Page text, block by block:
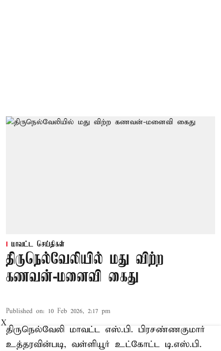
மாவட்ட செய்திகள்
திருநெல்வேலியில் மது விற்ற
கணவன்-மனைவி கைது
Published on: 10 Feb 2026, 2:17 pm
திருநெல்வேலி மாவட்ட எஸ்.பி. பிரசண்ணகுமார்
உத்தரவின்படி, வள்ளியூர் உட்கோட்ட டி.எஸ்.பி.
X